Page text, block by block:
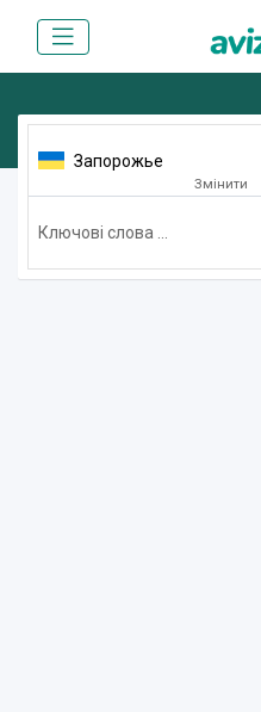
Запорожье
Змінити